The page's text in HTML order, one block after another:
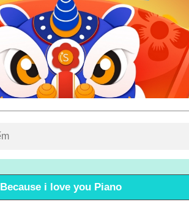
Because i love you Piano